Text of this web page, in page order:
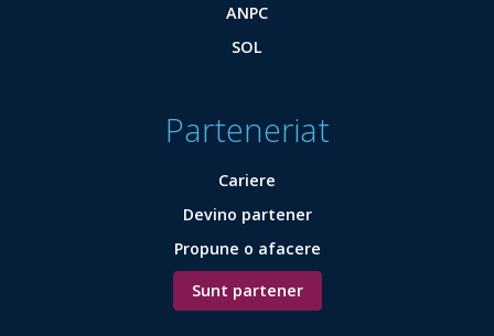
ANPC
SOL
Parteneriat
Cariere
Devino partener
Propune o afacere
Sunt partener